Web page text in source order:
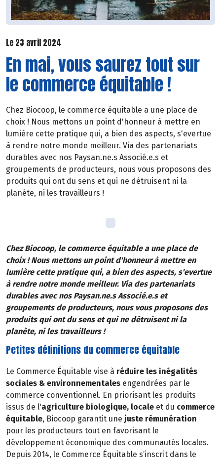
Le 23 avril 2024
En mai, vous saurez tout sur
le commerce équitable !
Chez Biocoop, le commerce équitable a une place de
choix ! Nous mettons un point d'honneur à mettre en
lumière cette pratique qui, a bien des aspects, s'evertue
à rendre notre monde meilleur. Via des partenariats
durables avec nos Paysan.ne.s Associé.e.s et
groupements de producteurs, nous vous proposons des
produits qui ont du sens et qui ne détruisent ni la
planète, ni les travailleurs !
Chez Biocoop, le commerce équitable a une place de
choix ! Nous mettons un point d'honneur à mettre en
lumière cette pratique qui, a bien des aspects, s'evertue
à rendre notre monde meilleur. Via des partenariats
durables avec nos Paysan.ne.s Associé.e.s et
groupements de producteurs, nous vous proposons des
produits qui ont du sens et qui ne détruisent ni la
planète, ni les travailleurs !
Petites définitions du commerce équitable
Le Commerce Équitable vise à réduire les inégalités
sociales & environnementales engendrées par le
commerce conventionnel. En priorisant les produits
issus de l'agriculture biologique, locale et du commerce
équitable, Biocoop garantit une juste rémunération
pour les producteurs tout en favorisant le
développement économique des communautés locales.
Depuis 2014, le Commerce Équitable s’inscrit dans le